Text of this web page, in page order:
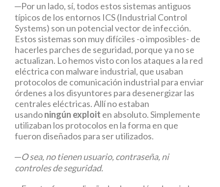
─Por un lado, sí, todos estos sistemas antiguos
típicos de los entornos ICS (Industrial Control
Systems) son un potencial vector de infección.
Estos sistemas son muy difíciles -o imposibles- de
hacerles parches de seguridad, porque ya no se
actualizan. Lo hemos visto con los ataques a la red
eléctrica con malware industrial, que usaban
protocolos de comunicación industrial para enviar
órdenes a los disyuntores para desenergizar las
centrales eléctricas. Allí no estaban
usandoningún exploit en absoluto. Simplemente
utilizaban los protocolos en la forma en que
fueron diseñados para ser utilizados.
─O sea, no tienen usuario, contraseña, ni
controles de seguridad.